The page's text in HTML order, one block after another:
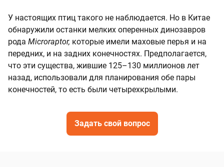
У настоящих птиц такого не наблюдается. Но в Китае
обнаружили останки мелких оперенных динозавров
рода Microraptor, которые имели маховые перья и на
передних, и на задних конечностях. Предполагается,
что эти существа, жившие 125–130 миллионов лет
назад, использовали для планирования обе пары
конечностей, то есть были четырехкрылыми.
Задать свой вопрос